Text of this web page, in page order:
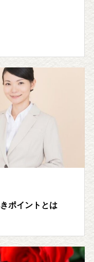
ポイントとは